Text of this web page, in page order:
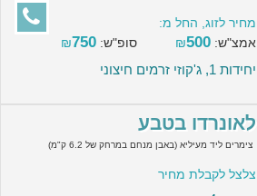
מחיר לזוג, החל מ:
אמצ"ש:
₪500 סופ"ש: ₪750
יחידות 1, ג'קוזי זרמים חיצוני
לאונרדו בטבע
צימרים ליד מעיליא (באבן מנחם במרחק של 6.2 ק"מ)
צלצל לקבלת מחיר